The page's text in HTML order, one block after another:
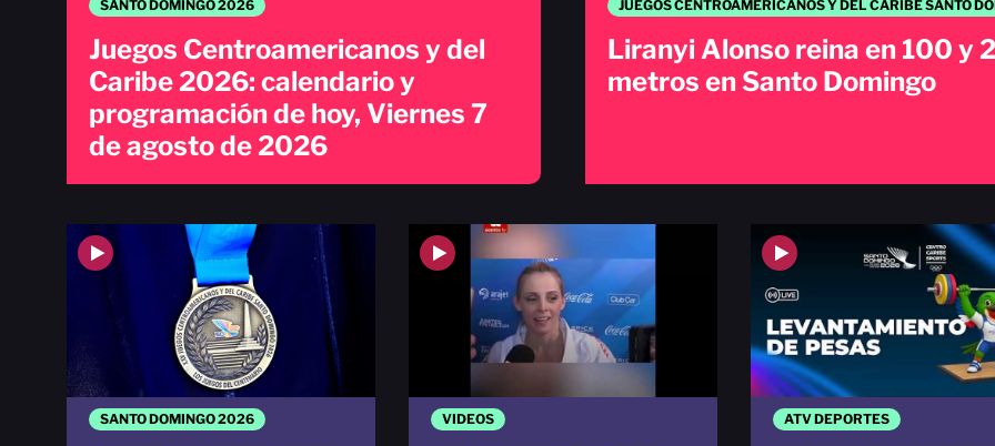
SANTO DOMINGO 2026
Juegos Centroamericanos y del
Caribe 2026: calendario y
programación de hoy, Viernes 7
de agosto de 2026
Liranyi Alonso reina en 100 y
metros en Santo Domingo
SANTO DOMINGO 2026 VIDEOS ATV DEPORTES